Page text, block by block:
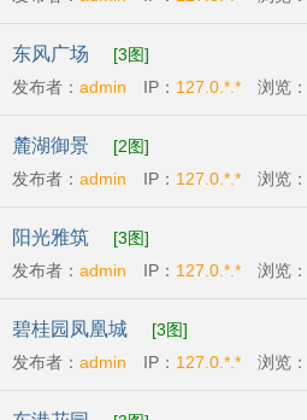
时间:2011-04-07
东风广场
[3图]
发布者： admin IP： 127.0.*.* 浏览：
间:2011-04-09
麓湖御景
[2图]
发布者： admin IP： 127.0.*.* 浏览：
间:2011-04-07
阳光雅筑
[3图]
发布者： admin IP： 127.0.*.* 浏览：
04-09
碧桂园凤凰城
[3图]
发布者： admin IP： 127.0.*.* 浏览：